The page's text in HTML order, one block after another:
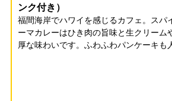
ンク付き）
福間海岸でハワイを感じるカフェ。スパ
ーマカレーはひき肉の旨味と生クリーム
厚な味わいです。ふわふわパンケーキも